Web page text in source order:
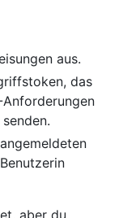
aus.
das